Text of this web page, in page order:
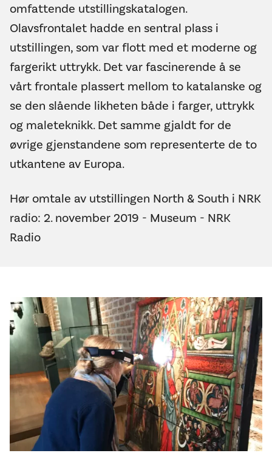
omfattende utstillingskatalogen.
Olavsfrontalet hadde en sentral plass i
utstillingen, som var flott med et moderne og
fargerikt uttrykk. Det var fascinerende å se
vårt frontale plassert mellom to katalanske og
se den slående likheten både i farger, uttrykk
og maleteknikk. Det samme gjaldt for de
øvrige gjenstandene som representerte de to
utkantene av Europa.
Hør omtale av utstillingen North & South i NRK
radio: 2. november 2019 - Museum - NRK
Radio